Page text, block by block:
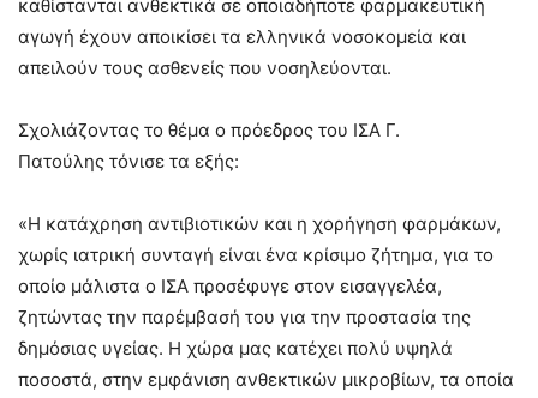
καθίστανται ανθεκτικά σε οποιαδήποτε φαρμακευτική
αγωγή έχουν αποικίσει τα ελληνικά νοσοκομεία και
απειλούν τους ασθενείς που νοσηλεύονται.
Σχολιάζοντας το θέμα ο πρόεδρος του ΙΣΑ Γ.
Πατούλης τόνισε τα εξής:
«Η κατάχρηση αντιβιοτικών και η χορήγηση φαρμάκων,
χωρίς ιατρική συνταγή είναι ένα κρίσιμο ζήτημα, για το
οποίο μάλιστα ο ΙΣΑ προσέφυγε στον εισαγγελέα,
ζητώντας την παρέμβασή του για την προστασία της
δημόσιας υγείας. Η χώρα μας κατέχει πολύ υψηλά
ποσοστά, στην εμφάνιση ανθεκτικών μικροβίων, τα οποία